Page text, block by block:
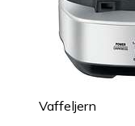
Vaffeljern